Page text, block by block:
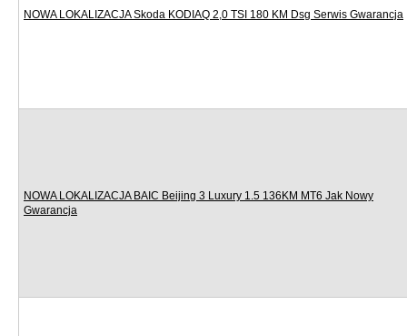
NOWA LOKALIZACJA Skoda KODIAQ 2,0 TSI 180 KM Dsg Serwis Gwarancja
NOWA LOKALIZACJA BAIC Beijing 3 Luxury 1.5 136KM MT6 Jak Nowy
Gwarancja